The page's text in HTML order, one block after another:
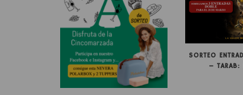
SORTEO
– TARAB: